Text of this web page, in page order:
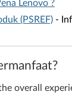
Lenovo ?
(PSREF) -
overall